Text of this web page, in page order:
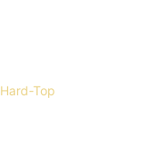
Hard-Top